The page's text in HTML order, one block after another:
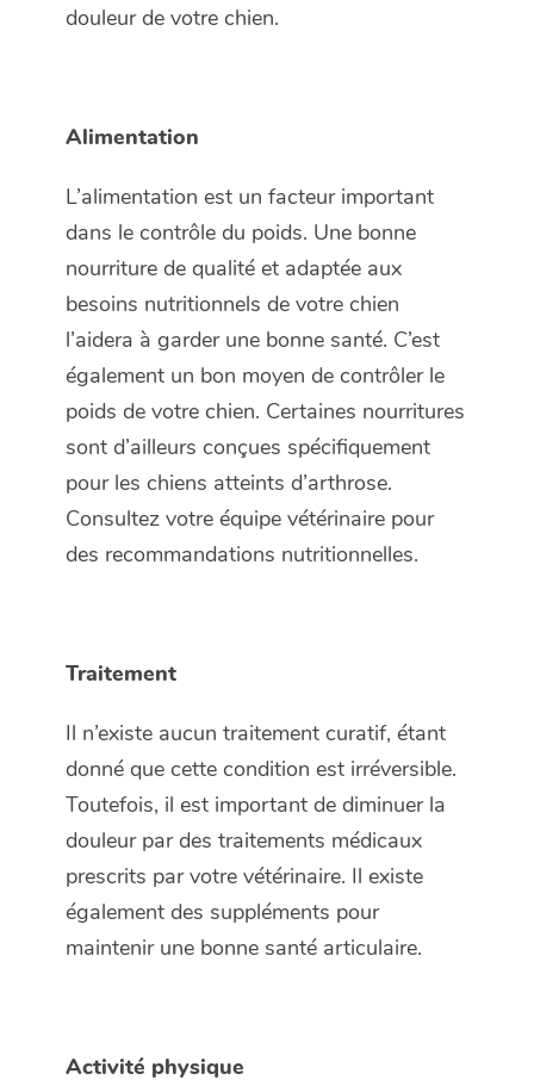
douleur de votre chien.
Alimentation
L’alimentation est un facteur important
dans le contrôle du poids. Une bonne
nourriture de qualité et adaptée aux
besoins nutritionnels de votre chien
l’aidera à garder une bonne santé. C’est
également un bon moyen de contrôler le
poids de votre chien. Certaines nourritures
sont d’ailleurs conçues spécifiquement
pour les chiens atteints d’arthrose.
Consultez votre équipe vétérinaire pour
des recommandations nutritionnelles.
Traitement
Il n’existe aucun traitement curatif, étant
donné que cette condition est irréversible.
Toutefois, il est important de diminuer la
douleur par des traitements médicaux
prescrits par votre vétérinaire. Il existe
également des suppléments pour
maintenir une bonne santé articulaire.
Activité physique